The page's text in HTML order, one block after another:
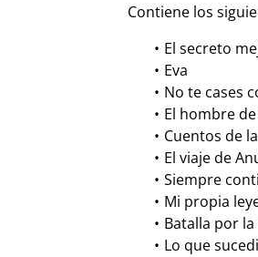
Contiene los
El secreto
Eva
No te cases
El hombre
Cuentos de
El viaje de
Siempre
Mi propia
Batalla por
Lo que